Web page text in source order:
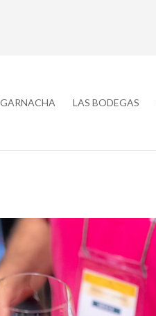
LAS BODEGAS